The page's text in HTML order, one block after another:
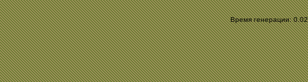
Время генерации: